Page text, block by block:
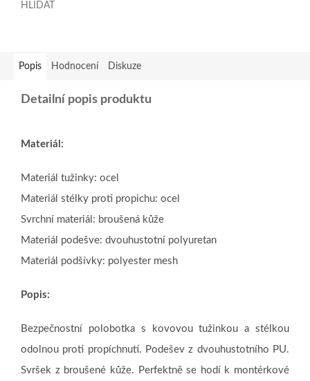
HLÍDAT
Popis Hodnocení Diskuze
Detailní popis produktu
Materiál:
Materiál tužinky: ocel
Materiál stélky proti propichu: ocel
Svrchní materiál: broušená kůže
Materiál podešve: dvouhustotní polyuretan
Materiál podšívky: polyester mesh
Popis:
Bezpečnostní polobotka s kovovou tužinkou a stélkou
odolnou proti propíchnutí. Podešev z dvouhustotního PU.
Svršek z broušené kůže. Perfektně se hodí k montérkové